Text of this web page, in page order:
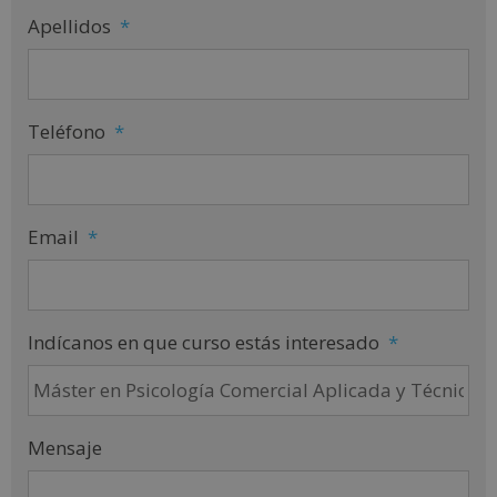
Apellidos *
Teléfono *
Email *
Indícanos en que curso estás interesado *
Mensaje